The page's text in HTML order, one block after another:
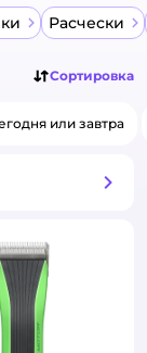
Расчески
Сортировка
или завтра